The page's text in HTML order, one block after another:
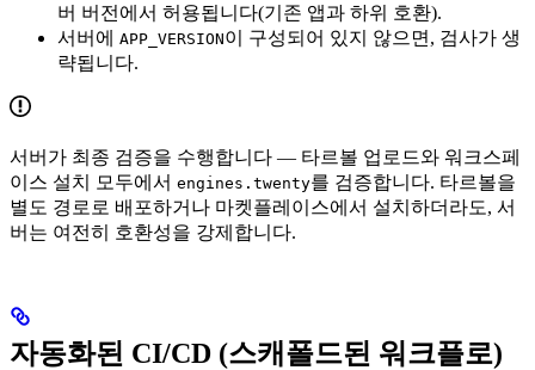
버 버전에서 허용됩니다(기존 앱과 하위 호환).
서버에 APP_VERSION이 구성되어 있지 않으면, 검사가 생
략됩니다.
서버가 최종 검증을 수행합니다 — 타르볼 업로드와 워크스페
이스 설치 모두에서 engines.twenty를 검증합니다. 타르볼을
별도 경로로 배포하거나 마켓플레이스에서 설치하더라도, 서
버는 여전히 호환성을 강제합니다.
자동화된 CI/CD (스캐폴드된 워크플로)